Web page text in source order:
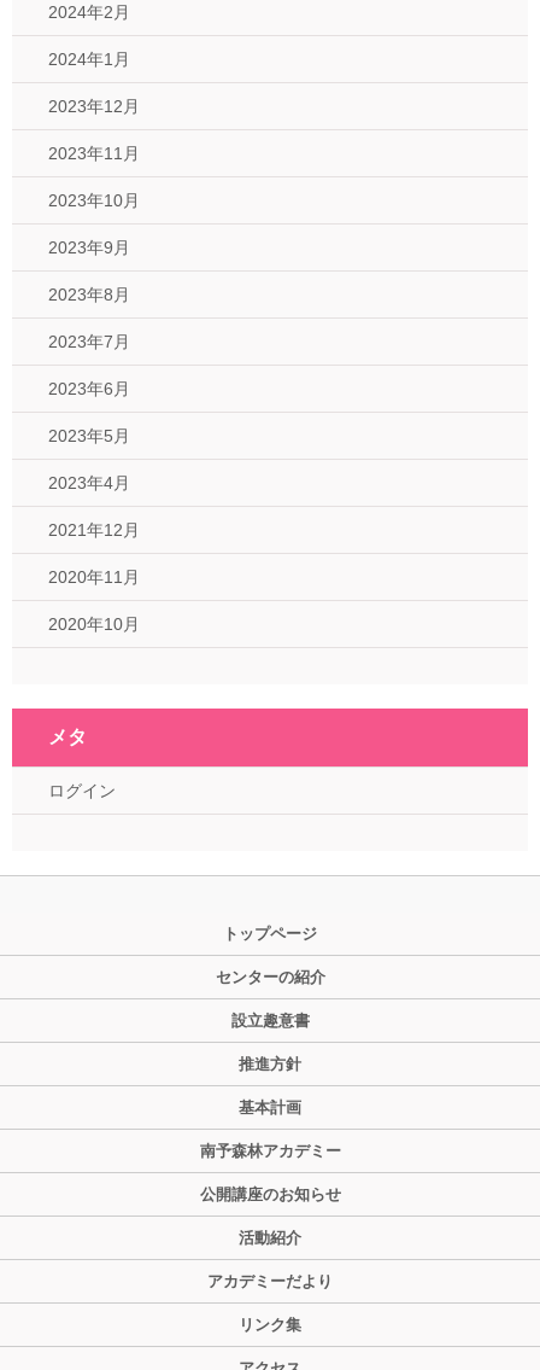
2024年2月
2024年1月
2023年12月
2023年11月
2023年10月
2023年9月
2023年8月
2023年7月
2023年6月
2023年5月
2023年4月
2021年12月
2020年11月
2020年10月
メタ
ログイン
トップページ
センターの紹介
設立趣意書
推進方針
基本計画
南予森林アカデミー
公開講座のお知らせ
活動紹介
アカデミーだより
リンク集